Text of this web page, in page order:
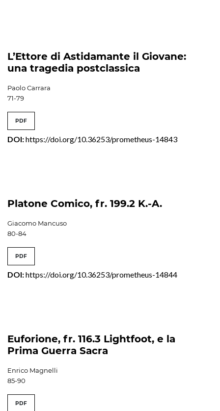
L’Ettore di Astidamante il Giovane:
una tragedia postclassica
Paolo Carrara
71-79
PDF
DOI:https://doi.org/10.36253/prometheus-14843
Platone Comico, fr. 199.2 K.-A.
Giacomo Mancuso
80-84
PDF
DOI:https://doi.org/10.36253/prometheus-14844
Euforione, fr. 116.3 Lightfoot, e la
Prima Guerra Sacra
Enrico Magnelli
85-90
PDF